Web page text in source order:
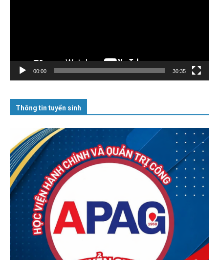
00:00 30:35
Thông tin tuyển sinh